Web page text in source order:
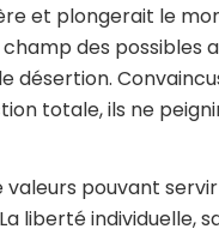
et plongerait le
des possibles
totale, ils ne
pouvant
liberté individuelle,